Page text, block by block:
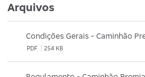
Arquivos
Condições Gerais - Caminhão
PDF 254 KB